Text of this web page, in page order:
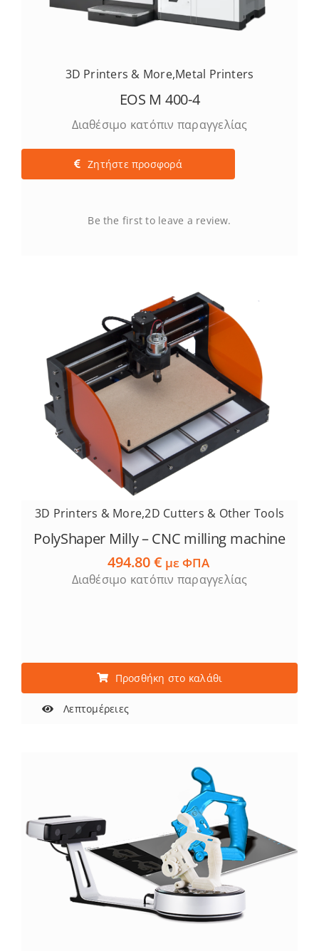
3D Printers & More,Metal Printers
EOS M 400-4
Διαθέσιμο κατόπιν παραγγελίας
Ζητήστε προσφορά
Be the first to leave a review.
3D Printers & More,2D Cutters & Other Tools
PolyShaper Milly – CNC milling machine
494.80€ με ΦΠΑ
Διαθέσιμο κατόπιν παραγγελίας
Προσθήκη στο καλάθι
Λεπτομέρειες